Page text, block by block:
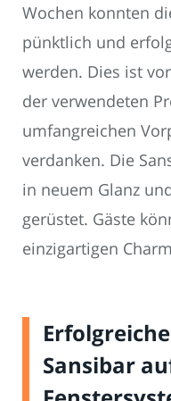
Wochen konnten
pünktlich und
werden. Dies ist
der verwendeten
umfangreichen
verdanken. Die
in neuem Glanz
gerüstet. Gäste
einzigartigen
Sansibar